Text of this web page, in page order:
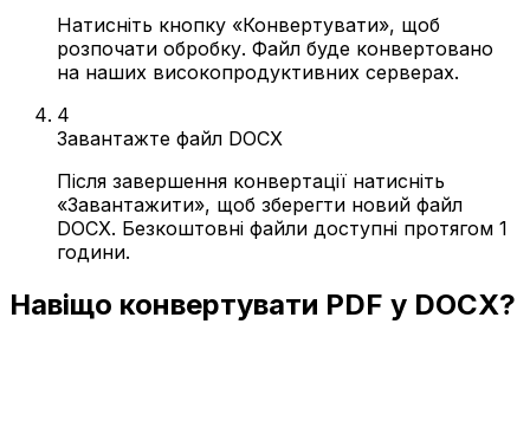
Натисніть кнопку «Конвертувати», щоб
розпочати обробку. Файл буде конвертовано
на наших високопродуктивних серверах.
4
Завантажте файл DOCX
Після завершення конвертації натисніть
«Завантажити», щоб зберегти новий файл
DOCX. Безкоштовні файли доступні протягом 1
години.
Навіщо конвертувати PDF у DOCX?